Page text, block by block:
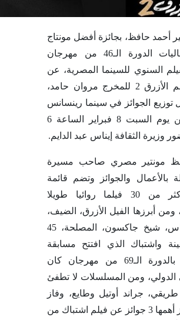
أحمد حافظ، بجائزة أفضل مونتاج
ضمن فعاليات الدورة الـ46 من مهرجان
السنوي للسينما المصرية، عن
فيلم الفيلم الأزرق 2 للمخرج مروان حامد،
توزيع الجوائز في سينما رينسانس
عماد الدين يوم السبت 8 فبراير الساعة 6
وزيرة الثقافة إيناس عبد الدايم.
مونتير مصري صاحب مسيرة
بالأعمال والجوائز وتضم قائمة
أعماله أكثر من 30 فيلما روائيا طويلا
أبرزها الفيل الأزرق، الضيف،
تراب الماس، شيخ جاكسون، المصلحة، 45
واشتباك الذي افتتح مسابقة
نظرة ما بالدورة الـ69 من مهرجان كان
الدولي، ومن المسلسلات لا تطفئ
جراند أوتيل وطايع، وفاز
بعدة جوائز أهمها 3 جوائز عن فيلم اشتباك من